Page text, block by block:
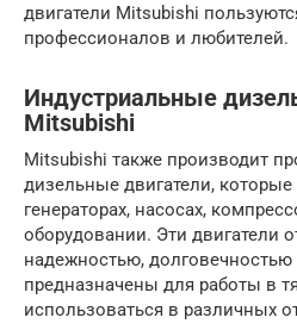
двигатели Mitsubishi
профессионалов и любителей.
Индустриальные
Mitsubishi
Mitsubishi также производит
дизельные двигатели,
генераторах, насосах,
оборудовании. Эти двигатели
надежностью,
предназначены для работы в
использоваться в различных